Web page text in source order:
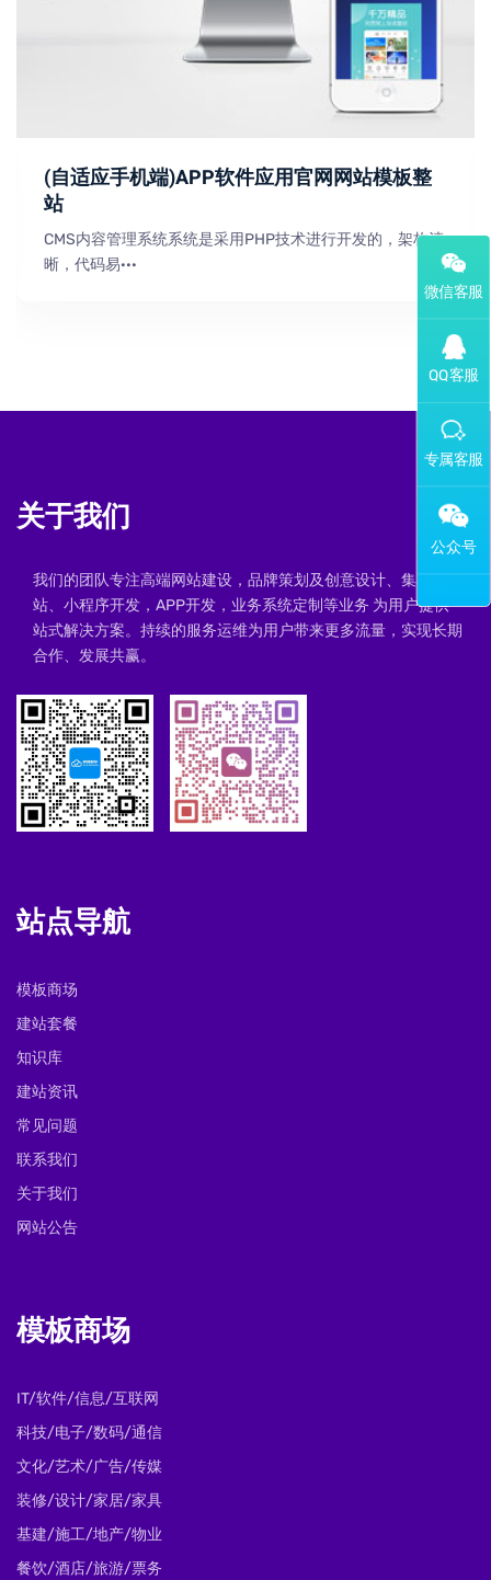
(自适应手机端)APP软件应用官网网站模板整
站
CMS内容管理系统系统是采用PHP技术进行开发的，架构清
晰，代码易···
关于我们
我们的团队专注高端网站建设，品牌策划及创意设计、集群建
站、小程序开发，APP开发，业务系统定制等业务 为用户提供一
站式解决方案。持续的服务运维为用户带来更多流量，实现长期
合作、发展共赢。
站点导航
模板商场
建站套餐
知识库
建站资讯
常见问题
联系我们
关于我们
网站公告
模板商场
IT/软件/信息/互联网
科技/电子/数码/通信
文化/艺术/广告/传媒
装修/设计/家居/家具
基建/施工/地产/物业
餐饮/酒店/旅游/票务